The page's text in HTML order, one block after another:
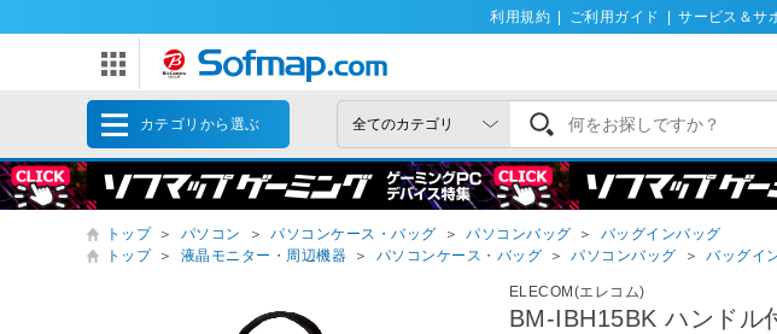
利用規約 ご利用ガイド サービス＆サ
カテゴリから選ぶ
トップ ＞ パソコン ＞ パソコンケース・バッグ ＞ パソコンバッグ ＞
バッグインバッグ
トップ
＞ 液晶モニター・周辺機器 ＞ パソコンケース・バッグ ＞ パソコンバッグ ＞ バッグイ
ELECOM(エレコム)
BM-IBH15BK ハンドル